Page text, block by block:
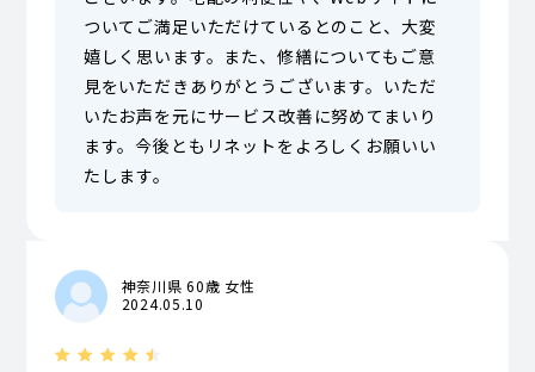
ついてご満足いただけているとのこと、大変
嬉しく思います。また、修繕についてもご意
見をいただきありがとうございます。いただ
いたお声を元にサービス改善に努めてまいり
ます。今後ともリネットをよろしくお願いい
たします。
神奈川県 60歳 女性
2024.05.10